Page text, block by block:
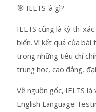
🎯 IELTS là gì?
IELTS cũng là kỳ thi
biến. Vì kết quả của
trong những tiêu chí
trung học, cao đẳng,
Về nguồn gốc, IELTS
English Language